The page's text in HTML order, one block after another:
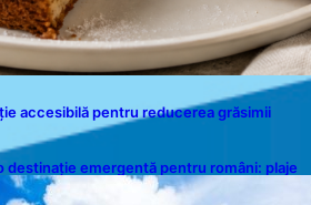
accesibilă pentru reducerea grăsimii
destinație emergentă pentru români: plaje
ape turcoaz și prețuri accesibile